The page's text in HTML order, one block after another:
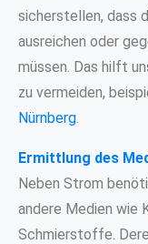
sicherstellen, dass
ausreichen oder
müssen. Das hilft
zu vermeiden,
Nürnberg
Ermittlung des
Neben Strom
andere Medien wie
Schmierstoffe.